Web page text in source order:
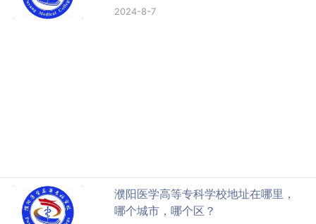
2024-8-7
濮阳医学高等专科学校地址在哪里，
哪个城市，哪个区？